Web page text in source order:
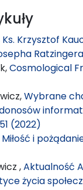
Ks. Krzysztof
Ratzingera
Cosmological
Wybrane
(2022)
Miłość i
,Aktualność
życia